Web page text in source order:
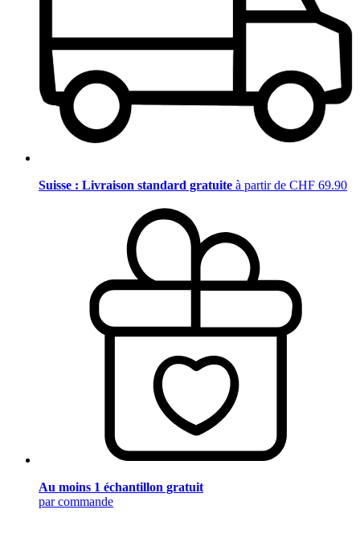
Suisse : Livraison standard gratuite à partir de CHF 69.90
Au moins 1 échantillon gratuit
par commande